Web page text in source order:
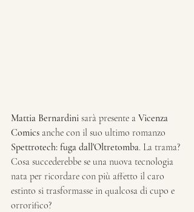
Mattia Bernardini sarà presente a Vicenza
Comics anche con il suo ultimo romanzo
Spettrotech: fuga dall'Oltretomba. La trama?
Cosa succederebbe se una nuova tecnologia
nata per ricordare con più affetto il caro
estinto si trasformasse in qualcosa di cupo e
orrorifico?